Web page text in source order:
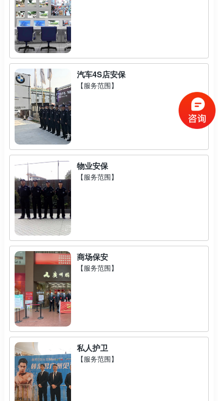
汽车4S店安保
【服务范围】
物业安保
【服务范围】
商场保安
【服务范围】
私人护卫
【服务范围】